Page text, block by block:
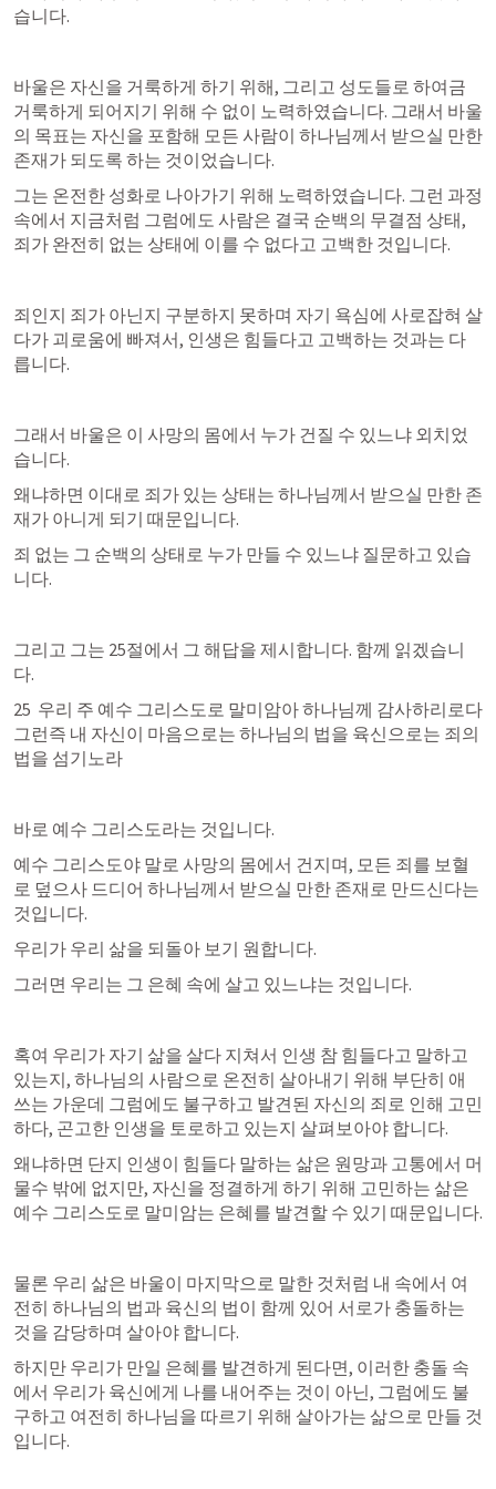
습니다.
바울은 자신을 거룩하게 하기 위해, 그리고 성도들로 하여금
거룩하게 되어지기 위해 수 없이 노력하였습니다. 그래서 바울
의 목표는 자신을 포함해 모든 사람이 하나님께서 받으실 만한
존재가 되도록 하는 것이었습니다.
그는 온전한 성화로 나아가기 위해 노력하였습니다. 그런 과정
속에서 지금처럼 그럼에도 사람은 결국 순백의 무결점 상태,
죄가 완전히 없는 상태에 이를 수 없다고 고백한 것입니다.
죄인지 죄가 아닌지 구분하지 못하며 자기 욕심에 사로잡혀 살
다가 괴로움에 빠져서, 인생은 힘들다고 고백하는 것과는 다
릅니다.
그래서 바울은 이 사망의 몸에서 누가 건질 수 있느냐 외치었
습니다.
왜냐하면 이대로 죄가 있는 상태는 하나님께서 받으실 만한 존
재가 아니게 되기 때문입니다.
죄 없는 그 순백의 상태로 누가 만들 수 있느냐 질문하고 있습
니다.
그리고 그는 25절에서 그 해답을 제시합니다. 함께 읽겠습니
다.
25  우리 주 예수 그리스도로 말미암아 하나님께 감사하리로다
그런즉 내 자신이 마음으로는 하나님의 법을 육신으로는 죄의
법을 섬기노라
바로 예수 그리스도라는 것입니다.
예수 그리스도야 말로 사망의 몸에서 건지며, 모든 죄를 보혈
로 덮으사 드디어 하나님께서 받으실 만한 존재로 만드신다는
것입니다.
우리가 우리 삶을 되돌아 보기 원합니다.
그러면 우리는 그 은혜 속에 살고 있느냐는 것입니다.
혹여 우리가 자기 삶을 살다 지쳐서 인생 참 힘들다고 말하고
있는지, 하나님의 사람으로 온전히 살아내기 위해 부단히 애
쓰는 가운데 그럼에도 불구하고 발견된 자신의 죄로 인해 고민
하다, 곤고한 인생을 토로하고 있는지 살펴보아야 합니다.
왜냐하면 단지 인생이 힘들다 말하는 삶은 원망과 고통에서 머
물수 밖에 없지만, 자신을 정결하게 하기 위해 고민하는 삶은
예수 그리스도로 말미암는 은혜를 발견할 수 있기 때문입니다.
물론 우리 삶은 바울이 마지막으로 말한 것처럼 내 속에서 여
전히 하나님의 법과 육신의 법이 함께 있어 서로가 충돌하는
것을 감당하며 살아야 합니다.
하지만 우리가 만일 은혜를 발견하게 된다면, 이러한 충돌 속
에서 우리가 육신에게 나를 내어주는 것이 아닌, 그럼에도 불
구하고 여전히 하나님을 따르기 위해 살아가는 삶으로 만들 것
입니다.